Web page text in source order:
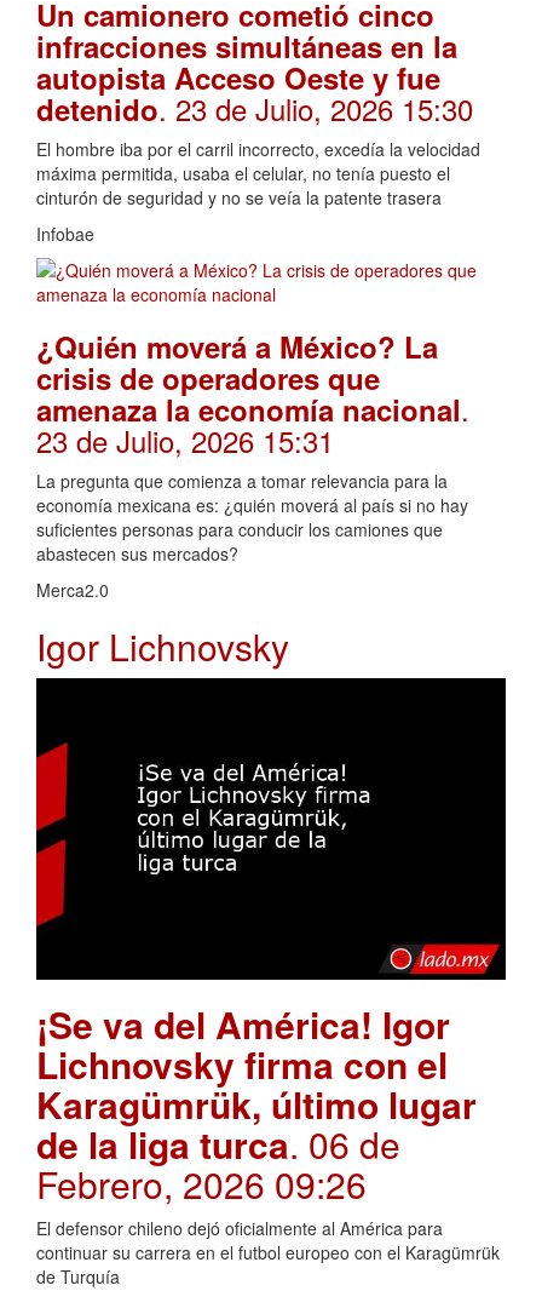
Un camionero cometió cinco
infracciones simultáneas en la
autopista Acceso Oeste y fue
detenido. 23 de Julio, 2026 15:30
El hombre iba por el carril incorrecto, excedía la velocidad
máxima permitida, usaba el celular, no tenía puesto el
cinturón de seguridad y no se veía la patente trasera
Infobae
¿Quién moverá a México? La
crisis de operadores que
amenaza la economía nacional.
23 de Julio, 2026 15:31
La pregunta que comienza a tomar relevancia para la
economía mexicana es: ¿quién moverá al país si no hay
suficientes personas para conducir los camiones que
abastecen sus mercados?
Merca2.0
Igor Lichnovsky
¡Se va del América! Igor
Lichnovsky firma con el
Karagümrük, último lugar
de la liga turca. 06 de
Febrero, 2026 09:26
El defensor chileno dejó oficialmente al América para
continuar su carrera en el futbol europeo con el Karagümrük
de Turquía